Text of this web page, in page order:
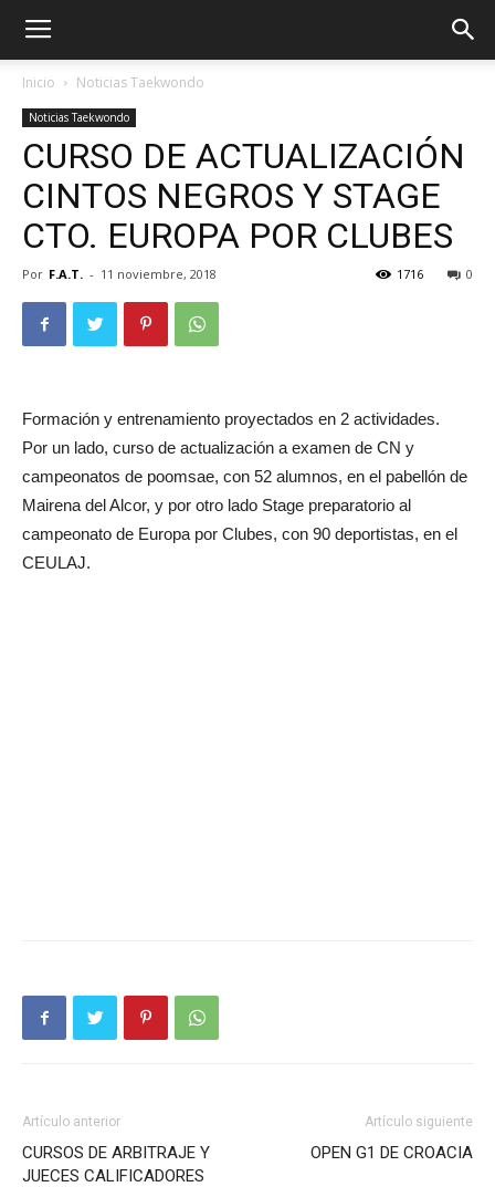
Inicio Noticias Taekwondo
Noticias Taekwondo
CURSO DE ACTUALIZACIÓN
CINTOS NEGROS Y STAGE
CTO. EUROPA POR CLUBES
Por F.A.T. - 11 noviembre, 2018 0
1716
Formación y entrenamiento proyectados en 2 actividades.
Por un lado, curso de actualización a examen de CN y
campeonatos de poomsae, con 52 alumnos, en el pabellón de
Mairena del Alcor, y por otro lado Stage preparatorio al
campeonato de Europa por Clubes, con 90 deportistas, en el
CEULAJ.
Artículo anterior
CURSOS DE ARBITRAJE Y
JUECES CALIFICADORES
Artículo siguiente
OPEN G1 DE CROACIA